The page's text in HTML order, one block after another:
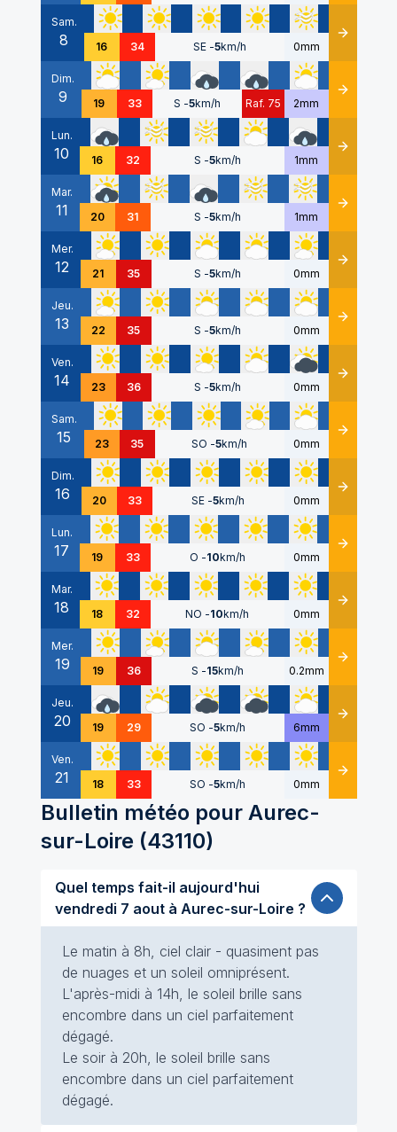
Sam.
8 16 34 SE -5km/h 0mm Détails
Dim.
9 19 33 S -5km/h Raf. 75 2mm Détails
Lun.
10 16 32 S -5km/h 1mm Détails
Mar.
11 20 31 S -5km/h 1mm Détails
Mer.
12 21 35 S -5km/h 0mm Détails
Jeu.
13 22 35 S -5km/h 0mm Détails
Ven.
14 23 36 S -5km/h 0mm Détails
Sam.
15 23 35 SO -5km/h 0mm Détails
Dim.
16 20 33 SE -5km/h 0mm Détails
Lun.
17 19 33 O -10km/h 0mm Détails
Mar.
18 18 32 NO -10km/h 0mm Détails
Mer.
19 19 36 S -15km/h 0.2mm Détails
Jeu.
20 19 29 SO -5km/h 6mm Détails
Ven.
21 18 33 SO -5km/h 0mm Détails
Bulletin météo pour Aurec-
sur-Loire (43110)
Quel temps fait-il aujourd'hui
vendredi 7 aout à Aurec-sur-Loire ?
Le matin à 8h, ciel clair - quasiment pas
de nuages et un soleil omniprésent.
L'après-midi à 14h, le soleil brille sans
encombre dans un ciel parfaitement
dégagé.
Le soir à 20h, le soleil brille sans
encombre dans un ciel parfaitement
dégagé.